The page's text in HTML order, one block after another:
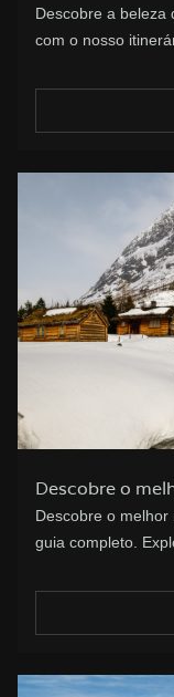
Descobre a beleza
com o nosso
Descobre o
Descobre o
guia completo.